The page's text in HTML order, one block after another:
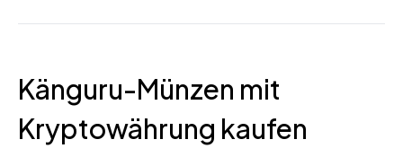
Känguru-Münzen mit
Kryptowährung kaufen